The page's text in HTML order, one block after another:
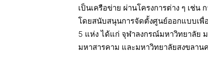
เป็นเครือข่าย ผ่านโครงการต่าง ๆ เช่น
โดยสนับสนุนการจัดตั้งศูนย์ออกแบบเพื่
5 แห่ง ได้แก่ จุฬาลงกรณ์มหาวิทยาลัย
มหาสารคาม และมหาวิทยาลัยสงขลาน